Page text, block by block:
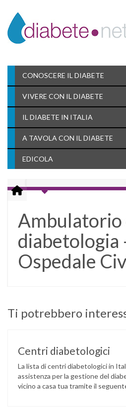
CONOSCERE IL DIABETE
VIVERE CON IL DIABETE
IL DIABETE IN ITALIA
A TAVOLA CON IL DIABETE
EDICOLA
Ambulatorio
diabetologia
Ospedale
Ti potrebbero
Centri diabetologici
La lista di centri diabetologici in
assistenza per la gestione del
vicino a casa tua tramite il